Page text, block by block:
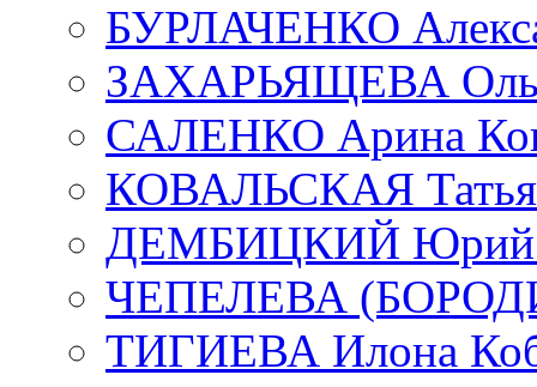
БУРЛАЧЕНКО
ЗАХАРЬЯЩЕВА
САЛЕНКО Арина
КОВАЛЬСКАЯ
ДЕМБИЦКИЙ Юрий
ЧЕПЕЛЕВА
ТИГИЕВА Илона